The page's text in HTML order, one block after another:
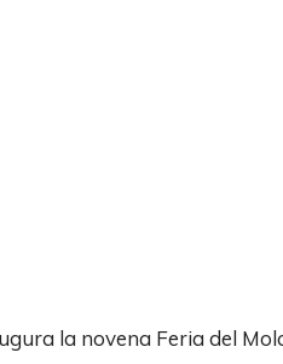
la novena Feria del